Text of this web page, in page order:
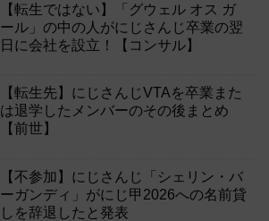
【転生ではない】「グウェル オス ガ
ール」の中の人がにじさんじ卒業の翌
日に会社を設立！【コンサル】
【転生先】にじさんじVTAを卒業また
は退学したメンバーのその後まとめ
【前世】
【不参加】にじさんじ「シェリン・バ
ーガンディ」がにじ甲2026への名前貸
しを辞退したと発表